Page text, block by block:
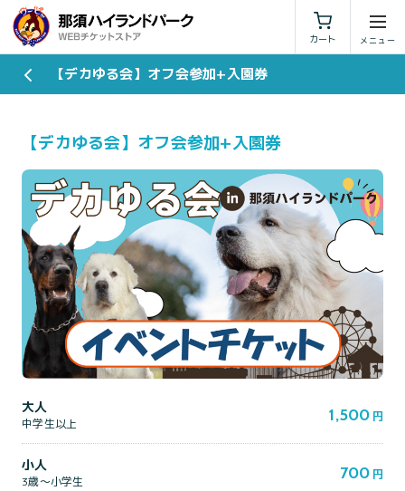
カート
利用規約 特定商取引法に基づく表示
【デカゆる会】オフ会参加+入園券
【デカゆる会】オフ会参加+入園券
大人
中学生以上 1,500 円
小人
3歳～小学生 700 円